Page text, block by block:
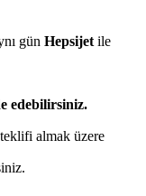
gün Hepsijet ile
edebilirsiniz.
almak üzere